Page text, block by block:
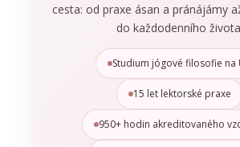
cesta: od praxe ásan a pránájámy
do každodenního
Studium jógové filosofie na
15 let lektorské praxe
950+ hodin akreditovaného